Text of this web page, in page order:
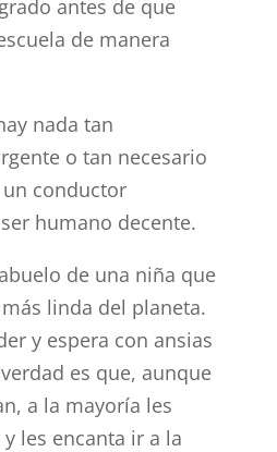
antes de que
de manera
nada tan
o tan necesario
conductor
humano decente.
de una niña que
linda del planeta.
y espera con ansias
es que, aunque
a la mayoría les
les encanta ir a la